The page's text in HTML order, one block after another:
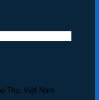
Thọ, Việt Nam